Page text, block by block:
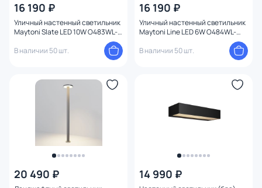
16 190 ₽
Уличный настенный светильник
Maytoni Slate LED 10W O483WL-
В наличии 50 шт.
16 190 ₽
Уличный настенный светильник
Maytoni Line LED 6W O484WL-
В наличии 50 шт.
20 490 ₽ 14 990 ₽